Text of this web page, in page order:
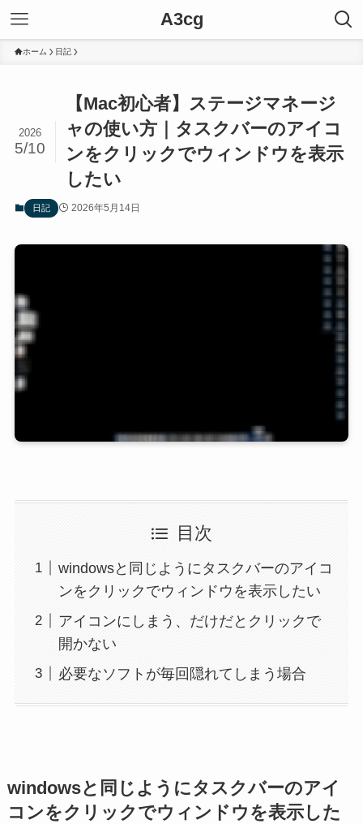
A3cg
ホーム 日記
【Mac初心者】ステージマネージ
ャの使い方｜タスクバーのアイコ
ンをクリックでウィンドウを表示
したい
2026
5/10
日記 2026年5月14日
目次
windowsと同じようにタスクバーのアイコ
ンをクリックでウィンドウを表示したい
アイコンにしまう、だけだとクリックで
開かない
必要なソフトが毎回隠れてしまう場合
windowsと同じようにタスクバーのアイ
コンをクリックでウィンドウを表示した